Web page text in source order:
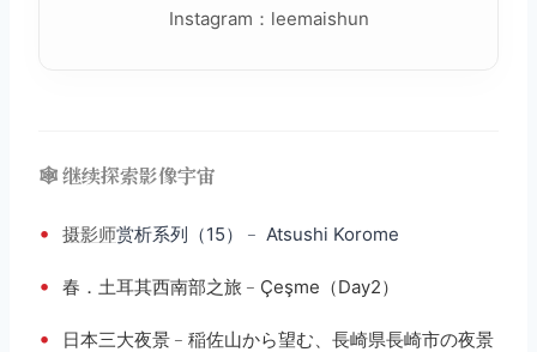
Instagram：leemaishun
🕸️ 继续探索影像宇宙
• 摄影师赏析系列（15）﹣ Atsushi Korome
• 春．土耳其西南部之旅﹣Çeşme（Day2）
• 日本三大夜景﹣稲佐山から望む、長崎県長崎市の夜景